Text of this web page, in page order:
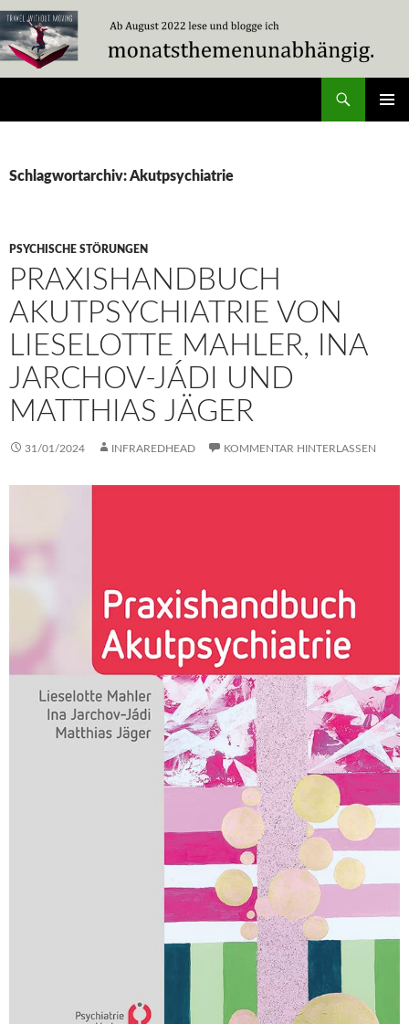
Zum
Inhalt
springen
Schlagwortarchiv: Akutpsychiatrie
PSYCHISCHE STÖRUNGEN
PRAXISHANDBUCH
AKUTPSYCHIATRIE VON
LIESELOTTE MAHLER, INA
JARCHOV-JÁDI UND
MATTHIAS JÄGER
31/01/2024 INFRAREDHEAD KOMMENTAR HINTERLASSEN